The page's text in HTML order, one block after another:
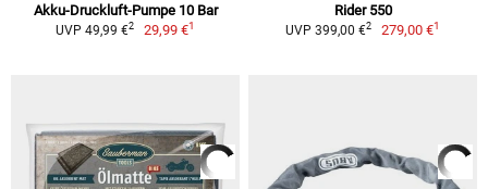
Akku-Druckluft-Pumpe 10 Bar
UVP 49,99 €2 29,99 €1
Rider 550
UVP 399,00 €2 279,00 €1